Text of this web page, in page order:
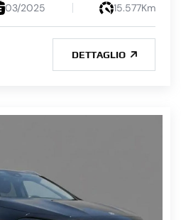
03/2025 15.577Km
DETTAGLIO